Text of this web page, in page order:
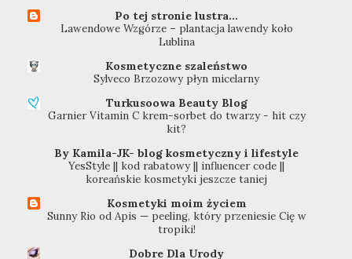
Po tej stronie lustra...
Lawendowe Wzgórze – plantacja lawendy koło
Lublina
Kosmetyczne szaleństwo
Sylveco Brzozowy płyn micelarny
Turkusoowa Beauty Blog
Garnier Vitamin C krem-sorbet do twarzy - hit czy
kit?
By Kamila-JK- blog kosmetyczny i lifestyle
YesStyle || kod rabatowy || influencer code ||
koreańskie kosmetyki jeszcze taniej
Kosmetyki moim życiem
Sunny Rio od Apis — peeling, który przeniesie Cię w
tropiki!
Dobre Dla Urody